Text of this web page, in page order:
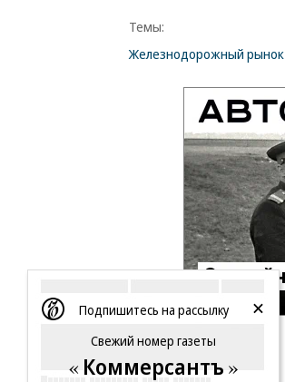
Темы:
Железнодорожный рынок
Подпишитесь на рассылку
Свежий номер газеты
Коммерсантъ